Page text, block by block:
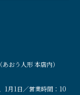
おう人形 本店内）
1月1日／営業時間：10